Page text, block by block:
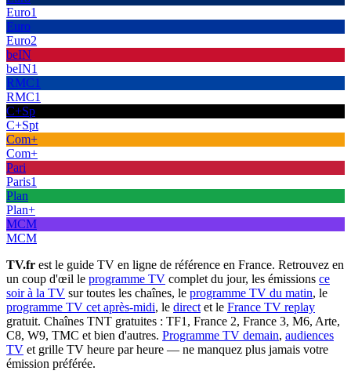
Euro1
Euro
Euro2
beIN
beIN1
RMC1
RMC1
C+Sp
C+Spt
Com+
Com+
Pari
Paris1
Plan
Plan+
MCM
MCM
TV.fr est le guide TV en ligne de référence en France. Retrouvez en
un coup d'œil le programme TV complet du jour, les émissions ce
soir à la TV sur toutes les chaînes, le programme TV du matin, le
programme TV cet après-midi, le direct et le France TV replay
gratuit. Chaînes TNT gratuites : TF1, France 2, France 3, M6, Arte,
C8, W9, TMC et bien d'autres. Programme TV demain, audiences
TV et grille TV heure par heure — ne manquez plus jamais votre
émission préférée.